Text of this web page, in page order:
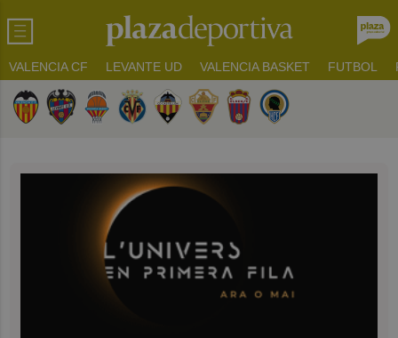
VALENCIA CF LEVANTE UD VALENCIA BASKET FUTBOL